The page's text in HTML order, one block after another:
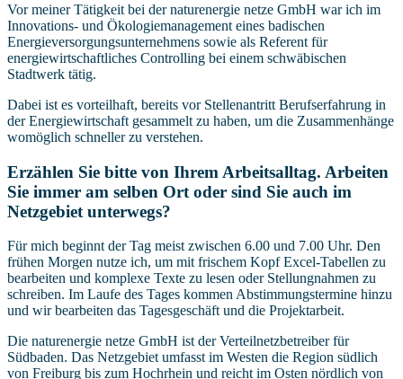
Vor meiner Tätigkeit bei der naturenergie netze GmbH war ich im
Innovations- und Ökologiemanagement eines badischen
Energieversorgungsunternehmens sowie als Referent für
energiewirtschaftliches Controlling bei einem schwäbischen
Stadtwerk tätig.
Dabei ist es vorteilhaft, bereits vor Stellenantritt Berufserfahrung in
der Energiewirtschaft gesammelt zu haben, um die Zusammenhänge
womöglich schneller zu verstehen.
Erzählen Sie bitte von Ihrem Arbeitsalltag. Arbeiten
Sie immer am selben Ort oder sind Sie auch im
Netzgebiet unterwegs?
Für mich beginnt der Tag meist zwischen 6.00 und 7.00 Uhr. Den
frühen Morgen nutze ich, um mit frischem Kopf Excel-Tabellen zu
bearbeiten und komplexe Texte zu lesen oder Stellungnahmen zu
schreiben. Im Laufe des Tages kommen Abstimmungstermine hinzu
und wir bearbeiten das Tagesgeschäft und die Projektarbeit.
Die naturenergie netze GmbH ist der Verteilnetzbetreiber für
Südbaden. Das Netzgebiet umfasst im Westen die Region südlich
von Freiburg bis zum Hochrhein und reicht im Osten nördlich von